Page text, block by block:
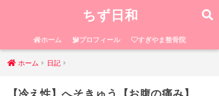
ちず日和
ホーム プロフィール すぎやま整骨院
ホーム 日記